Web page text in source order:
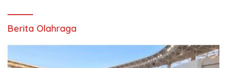
Berita Olahraga